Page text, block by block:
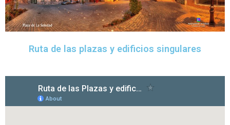
Ruta de las plazas y edificios singulares